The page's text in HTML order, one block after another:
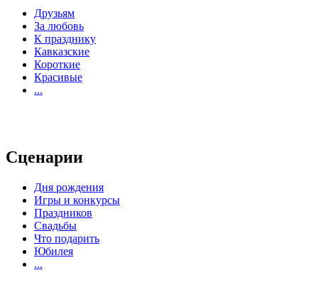
Друзьям
За любовь
К празднику
Кавказские
Короткие
Красивые
...
Сценарии
Дня рождения
Игры и конкурсы
Праздников
Свадьбы
Что подарить
Юбилея
...